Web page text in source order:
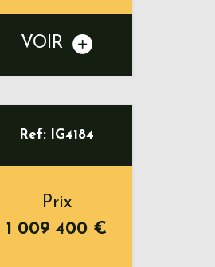
VOIR
Ref: IG4184
Prix
1 009 400 €